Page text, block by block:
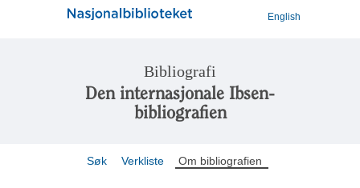
English
Bibliografi
Den internasjonale Ibsen-
bibliografien
Søk Verkliste Om bibliografien